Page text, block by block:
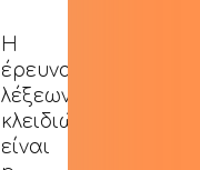
Η
έρευνα
λέξεων-
κλειδιών
είναι